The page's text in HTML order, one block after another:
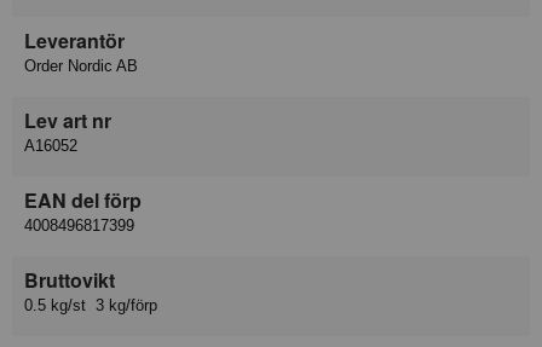
Leverantör
Order Nordic AB
Lev art nr
A16052
EAN del förp
4008496817399
Bruttovikt
0.5 kg/st 3 kg/förp